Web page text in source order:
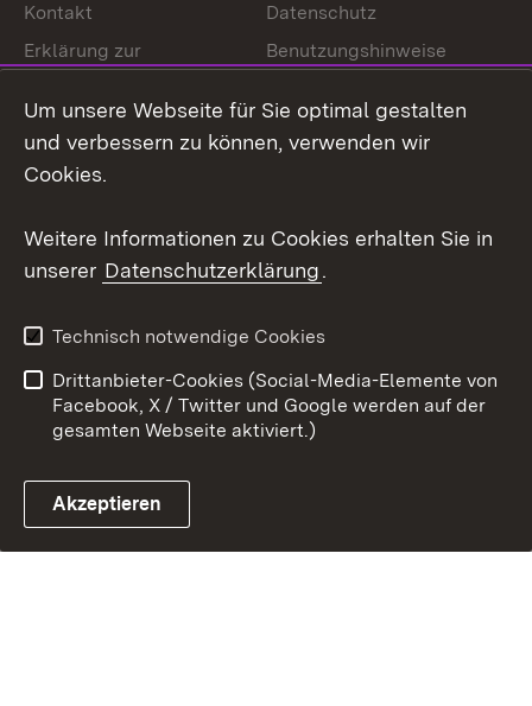
Link zum Landesportal
Kontakt
Datenschutz
Erklärung zur
Benutzungshinweise
Impressum Cookies
Um unsere Webseite für Sie optimal gestalten
und verbessern zu können, verwenden wir
Cookies.
Weitere Informationen zu Cookies erhalten Sie in
unserer Datenschutzerklärung.
Technisch notwendige Cookies
Drittanbieter-Cookies (Social-Media-Elemente von
Facebook, X / Twitter und Google werden auf der
gesamten Webseite aktiviert.)
Akzeptieren